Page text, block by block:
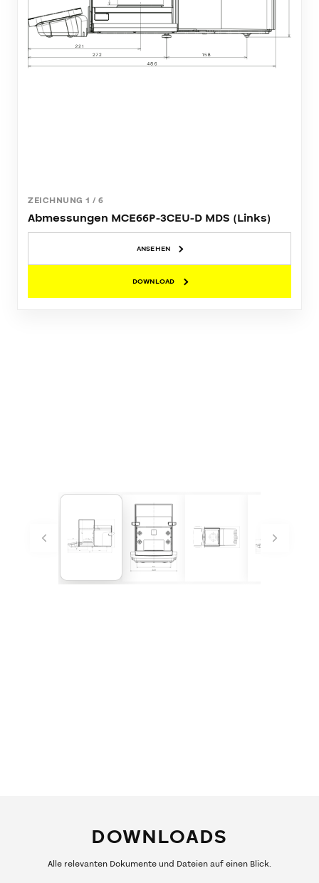
ZEICHNUNG 1 / 6
Abmessungen MCE66P-3CEU-D MDS (Links)
ANSEHEN
DOWNLOAD
DOWNLOADS
Alle relevanten Dokumente und Dateien auf einen Blick.